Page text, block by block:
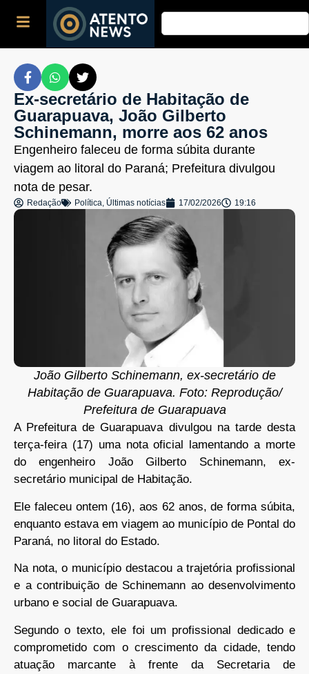
Ex-secretário de Habitação de
Guarapuava, João Gilberto
Schinemann, morre aos 62 anos
Engenheiro faleceu de forma súbita durante
viagem ao litoral do Paraná; Prefeitura divulgou
nota de pesar.
Redação Política, Últimas notícias 17/02/2026 19:16
João Gilberto Schinemann, ex-secretário de
Habitação de Guarapuava. Foto: Reprodução/
Prefeitura de Guarapuava
A Prefeitura de Guarapuava divulgou na tarde desta
terça-feira (17) uma nota oficial lamentando a morte
do engenheiro João Gilberto Schinemann, ex-
secretário municipal de Habitação.
Ele faleceu ontem (16), aos 62 anos, de forma súbita,
enquanto estava em viagem ao município de Pontal do
Paraná, no litoral do Estado.
Na nota, o município destacou a trajetória profissional
e a contribuição de Schinemann ao desenvolvimento
urbano e social de Guarapuava.
Segundo o texto, ele foi um profissional dedicado e
comprometido com o crescimento da cidade, tendo
atuação marcante à frente da Secretaria de